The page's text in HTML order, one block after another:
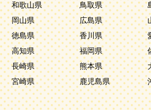
和歌山県
鳥取県
岡山県
広島県
徳島県
香川県
高知県
福岡県
長崎県
熊本県
宮崎県
鹿児島県